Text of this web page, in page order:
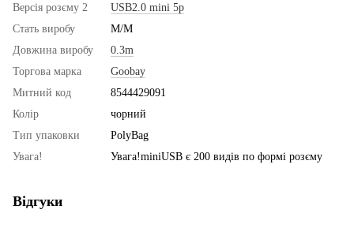
Версія розєму 2
USB2.0 mini 5p
Стать виробу
M/M
Довжина виробу
0.3m
Торгова марка
Goobay
Митний код
8544429091
Колір
чорний
Тип упаковки
PolyBag
Увага!
Увага!miniUSB є 200 видів по формі розєму
Відгуки